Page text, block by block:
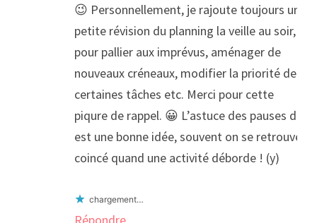
😉 Personnellement, je rajoute toujours une
petite révision du planning la veille au soir,
pour pallier aux imprévus, aménager de
nouveaux créneaux, modifier la priorité de
certaines tâches etc. Merci pour cette
piqure de rappel. 😀 L’astuce des pauses déj
est une bonne idée, souvent on se retrouve
coincé quand une activité déborde ! (y)
chargement…
Répondre